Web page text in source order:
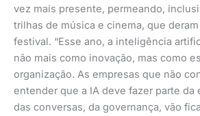
vez mais presente, permeando,
trilhas de música e cinema, que
festival. “Esse ano, a inteligência
não mais como inovação, mas como
organização. As empresas que não
entender que a IA deve fazer parte da
das conversas, da governança, vão